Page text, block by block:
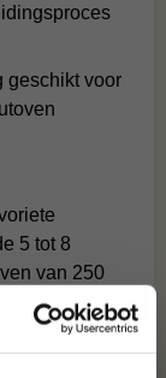
geschikt voor
5 tot 8
van 250